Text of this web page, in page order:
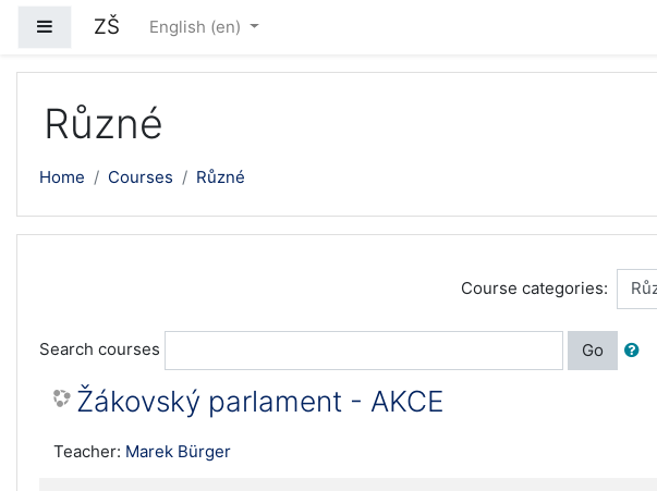
Skip to main content
Side panel
ZŠ English ‎(en)‎
Různé
Home Courses Různé
Course categories:
Search courses Go
Žákovský parlament - AKCE
Teacher: Marek Bürger